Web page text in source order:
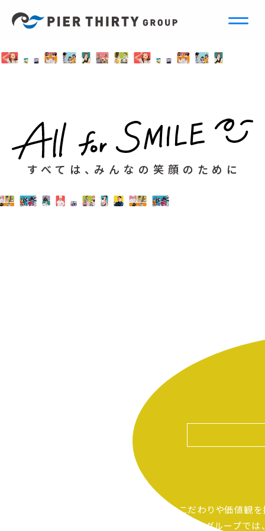
すべては、みんなの笑顔のために
自分たちのこだわりや価値観
ピアーサーティーグループでは